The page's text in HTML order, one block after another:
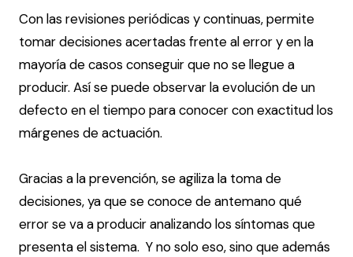
Con las revisiones periódicas y continuas, permite
tomar decisiones acertadas frente al error y en la
mayoría de casos conseguir que no se llegue a
producir. Así se puede observar la evolución de un
defecto en el tiempo para conocer con exactitud los
márgenes de actuación.
Gracias a la prevención, se agiliza la toma de
decisiones, ya que se conoce de antemano qué
error se va a producir analizando los síntomas que
presenta el sistema. Y no solo eso, sino que además